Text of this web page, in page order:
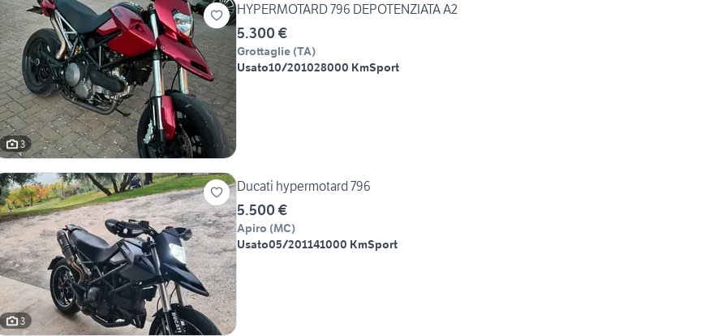
3
HYPERMOTARD 796 DEPOTENZIATA A2
5.300 €
Grottaglie (TA)
Usato10/201028000 KmSport
3
Ducati hypermotard 796
5.500 €
Apiro (MC)
Usato05/201141000 KmSport